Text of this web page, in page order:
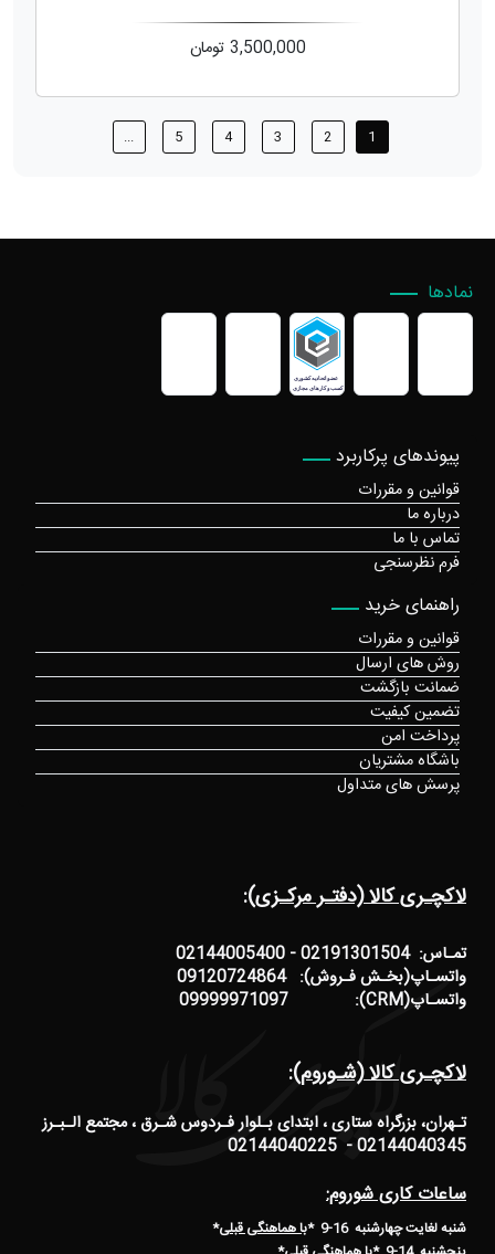
3,500,000 تومان
1
2
3
4
5
...
لاکچـری کالا (دفتـر مرکـزی):
تمـاس: 02191301504 - 02144005400
واتسـاپ(بخـش فـروش): 09120724864
واتسـاپ(CRM): 09999971097
لاکچـری کالا (شـوروم):
تـهران، بزرگراه ستاری ، ابتدای بـلوار فـردوس شـرق ، مجتمع الـبـرز
02144040345 - 02144040225
ساعات کاری شوروم:
شنبه لغایت چهارشنبه 16-9 * با هماهنگی قبلی*
پیوندهای پرکاربرد
قوانین و مقررات
درباره ما
تماس با ما
فرم نظرسنجی
راهنمای خرید
قوانین و مقررات
روش های ارسال
ضمانت بازگشت
تضمین کیفیت
پرداخت امن
باشگاه مشتریان
پرسش های متداول
نمادها